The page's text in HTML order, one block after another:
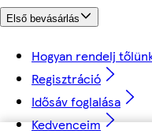
Első bevásárlás
Hogyan rendelj
Regisztráció
Idősáv foglalása
Kedvenceim